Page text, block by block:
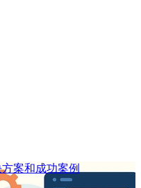
案和成功案例